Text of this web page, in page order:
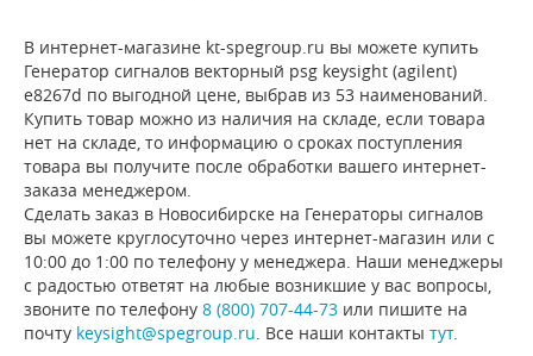
В интернет-магазине kt-spegroup.ru вы можете купить
Генератор сигналов векторный psg keysight (agilent)
e8267d по выгодной цене, выбрав из 53 наименований.
Купить товар можно из наличия на складе, если товара
нет на складе, то информацию о сроках поступления
товара вы получите после обработки вашего интернет-
заказа менеджером.
Сделать заказ в Новосибирске на Генераторы сигналов
вы можете круглосуточно через интернет-магазин или с
10:00 до 1:00 по телефону у менеджера. Наши менеджеры
с радостью ответят на любые возникшие у вас вопросы,
звоните по телефону 8 (800) 707-44-73 или пишите на
почту keysight@spegroup.ru . Все наши контакты тут.